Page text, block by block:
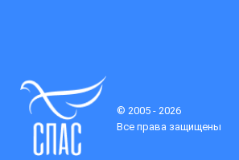
© 2005 - 2026
Все права защищены